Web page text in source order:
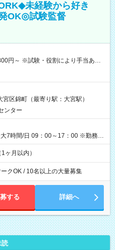
未経験から好き
OK◎試験監督
【即給（前払い）オプションあ
務から1週間ほどで給与の一部を受け
～17:30（休憩1時間） 時給1,300円
通費 ※当日の役割により時給＋100
～13:30（休憩なし） 時給1,300
日収8,400円＋交通費 【試用期
区錦町（最寄り駅：大宮駅）
ンター
7時間/日 09：00～17：00 ※勤務時
す。
ヶ月以内）
クOK / 10名以上の大量募集
する 詳細へ
読